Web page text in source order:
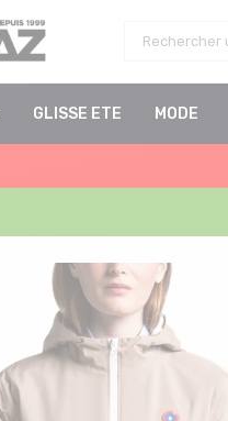
GLISSE ETE MODE